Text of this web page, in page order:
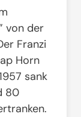
von der
Franzi
Horn
sank
80